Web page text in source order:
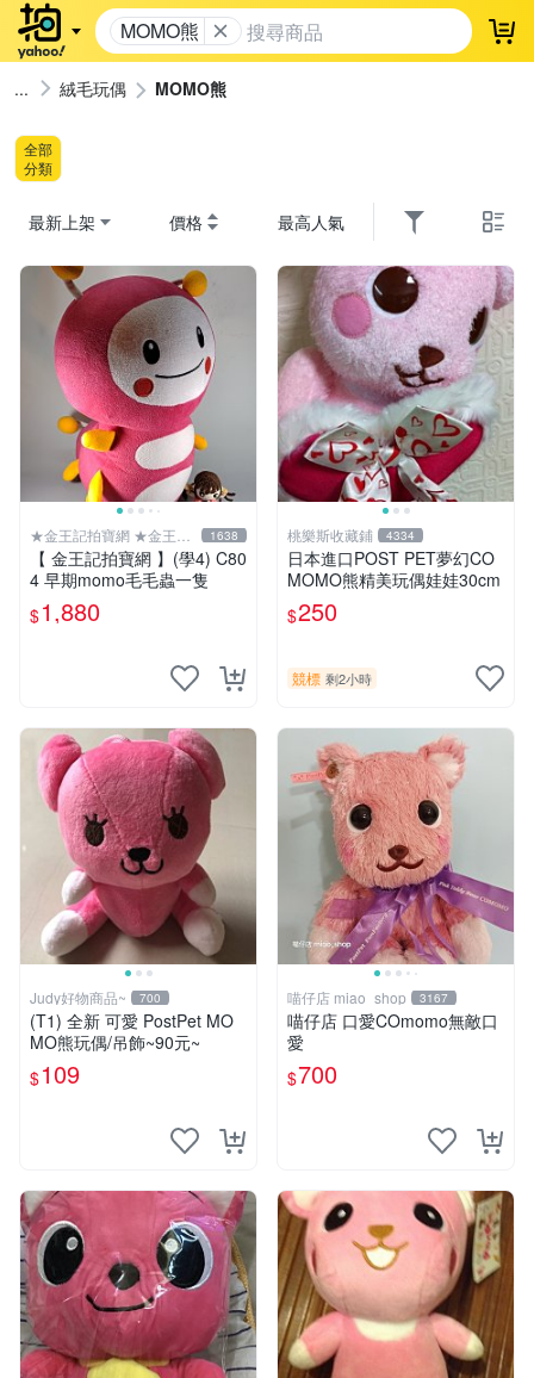
MOMO熊 登
絨毛玩偶 MOMO熊
全部
分類
最新上架 價格 最高人氣
★金王記拍寶網 ★金王記
拍寶趣
1638
【 金王記拍寶網 】(學4) C80
4 早期momo毛毛蟲一隻
$1,880
桃樂斯收藏鋪 4334
日本進口POST PET夢幻CO
MOMO熊精美玩偶娃娃30cm
$250
競標 剩2小時
Judy好物商品~ 700
(T1) 全新 可愛 PostPet MO
MO熊玩偶/吊飾~90元~
$109
喵仔店 miao_shop 3167
喵仔店 口愛COmomo無敵口
愛
$700